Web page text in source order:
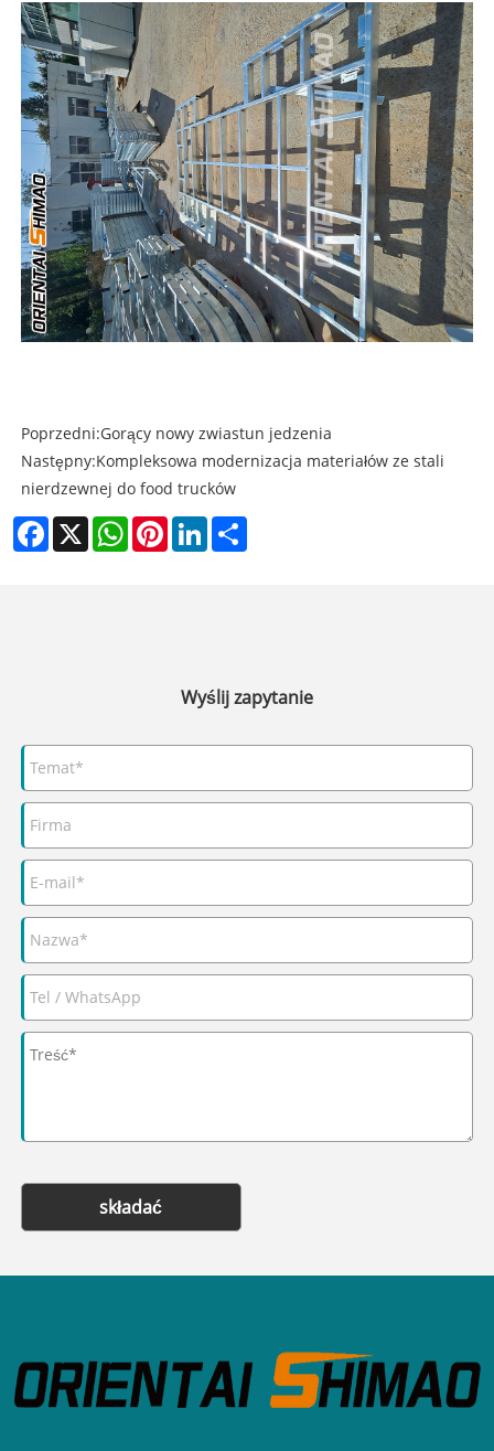
Poprzedni:Gorący nowy zwiastun jedzenia
Następny:Kompleksowa modernizacja materiałów ze stali
nierdzewnej do food trucków
Facebook
X WhatsAppPinterestLinkedIn
Wyślij zapytanie
składać